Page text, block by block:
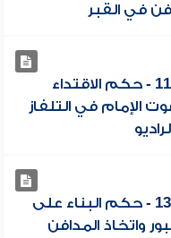
في القبر
11 - حكم الاقتداء
الإمام في التلفاز
13 - حكم البناء على
واتخاذ المدافن